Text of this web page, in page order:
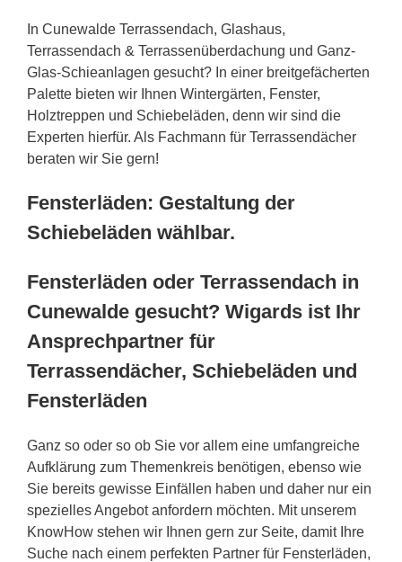
In Cunewalde Terrassendach, Glashaus,
Terrassendach & Terrassenüberdachung und Ganz-
Glas-Schieanlagen gesucht? In einer breitgefächerten
Palette bieten wir Ihnen Wintergärten, Fenster,
Holztreppen und Schiebeläden, denn wir sind die
Experten hierfür. Als Fachmann für Terrassendächer
beraten wir Sie gern!
Fensterläden: Gestaltung der
Schiebeläden wählbar.
Fensterläden oder Terrassendach in
Cunewalde gesucht? Wigards ist Ihr
Ansprechpartner für
Terrassendächer, Schiebeläden und
Fensterläden
Ganz so oder so ob Sie vor allem eine umfangreiche
Aufklärung zum Themenkreis benötigen, ebenso wie
Sie bereits gewisse Einfällen haben und daher nur ein
spezielles Angebot anfordern möchten. Mit unserem
KnowHow stehen wir Ihnen gern zur Seite, damit Ihre
Suche nach einem perfekten Partner für Fensterläden,